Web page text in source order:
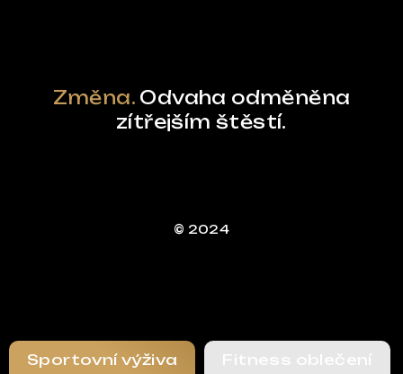
Změna. Odvaha odměněna
zítřejším štěstí.
© 2024
Sportovní výživa Fitness oblečení